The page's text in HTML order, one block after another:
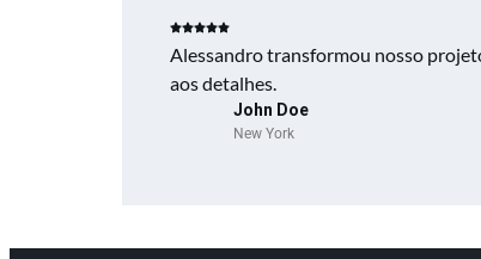
Alessandro transformou nosso
aos detalhes.
John Doe
New York